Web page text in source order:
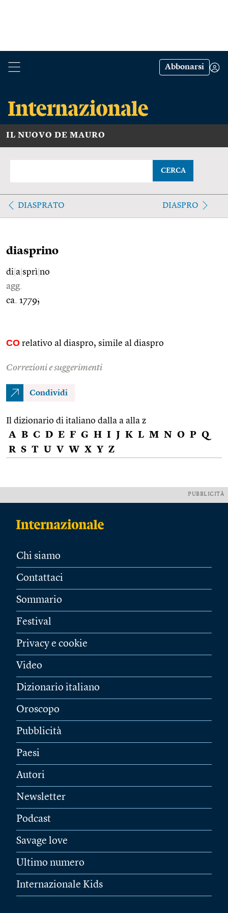
Abbonarsi
IL NUOVO DE MAURO
CERCA
DIASPRATO DIASPRO
diasprino
di a sprì no
agg.
ca. 1779;
CO relativo al diaspro, simile al diaspro
Correzioni e suggerimenti
Condividi
Il dizionario di italiano dalla a alla z
A B C D E F G H I J K L M N O P Q
R S T U V W X Y Z
PUBBLICITÀ
Chi siamo
Contattaci
Sommario
Festival
Privacy e cookie
Video
Dizionario italiano
Oroscopo
Pubblicità
Paesi
Autori
Newsletter
Podcast
Savage love
Ultimo numero
Internazionale Kids